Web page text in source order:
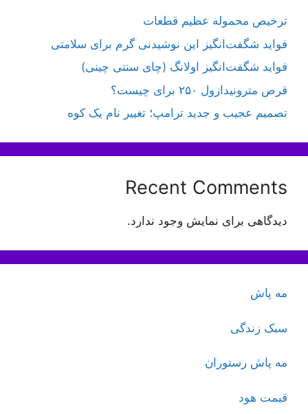
ترخیص محموله عظیم قطعات
فواید شگفت‌انگیز این نوشیدنی گرم برای سلامتی
فواید شگفت‌انگیز اولانگ (چای سنتی چینی)
قرص مترونیدازول ۲۵۰ برای چیست؟
تصمیم عجیب و جدید ترامپ؛ تغییر نام یک کوه
Recent Comments
دیدگاهی برای نمایش وجود ندارد.
مه پاش
سبک زندگی
مه پاش رستوران
قیمت هود